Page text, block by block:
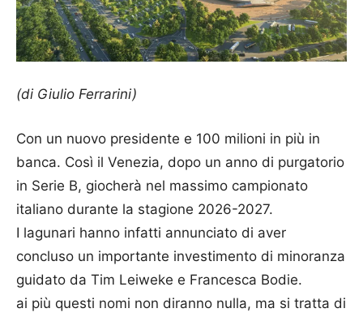
(di Giulio Ferrarini)
Con un nuovo presidente e 100 milioni in più in
banca. Così il Venezia, dopo un anno di purgatorio
in Serie B, giocherà nel massimo campionato
italiano durante la stagione 2026-2027.
I lagunari hanno infatti annunciato di aver
concluso un importante investimento di minoranza
guidato da Tim Leiweke e Francesca Bodie.
ai più questi nomi non diranno nulla, ma si tratta di